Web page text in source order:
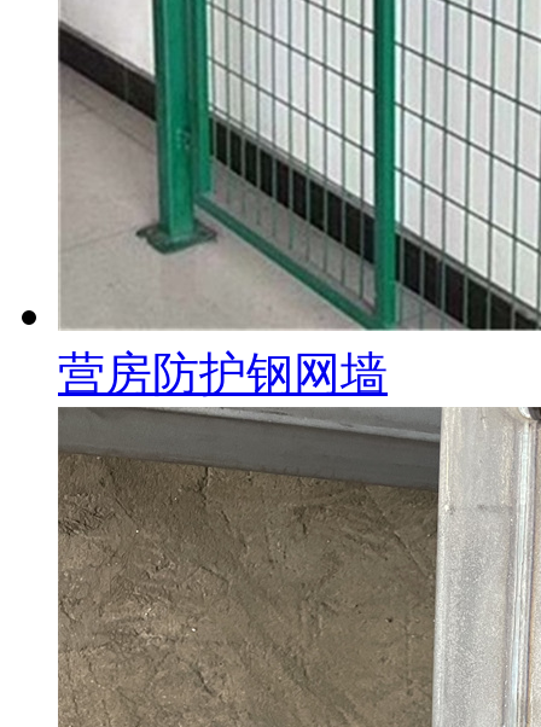
营房防护钢网墙